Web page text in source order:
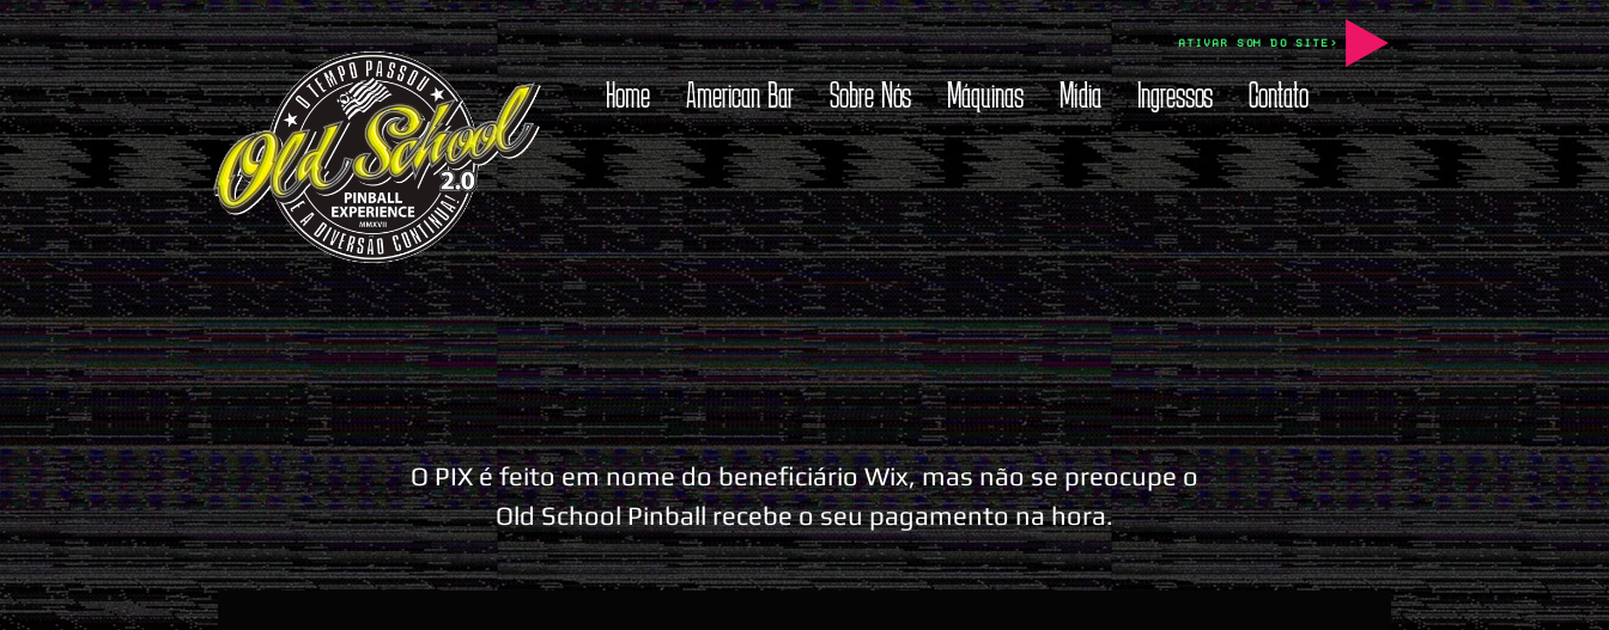
Home American Bar Sobre Nós Máquinas Mídia Ingressos Contato
ATIVAR SOM DO SITE>
O PIX é feito em nome do beneficiário Wix, mas não se preocupe o
Old School Pinball recebe o seu pagamento na hora.